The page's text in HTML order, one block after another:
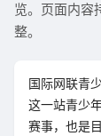
览。页面内容
整。
国际网联青
这一站青少
赛事，也是